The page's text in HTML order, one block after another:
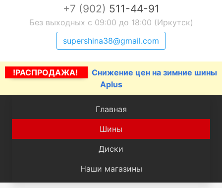
+7 (902) 511-44-91
Без выходных с 09:00 до 18:00 (Иркутск)
supershina38@gmail.com
!РАСПРОДАЖА!
Снижение цен на зимние шины
Aplus
Главная
Шины
Диски
Наши магазины